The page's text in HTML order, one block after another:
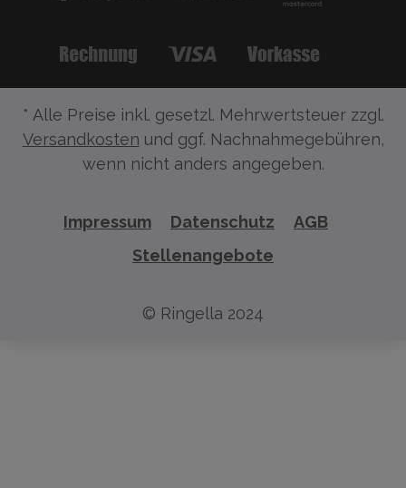
* Alle Preise inkl. gesetzl. Mehrwertsteuer zzgl.
Versandkosten und ggf. Nachnahmegebühren,
wenn nicht anders angegeben.
Impressum Datenschutz
AGB
Stellenangebote
© Ringella 2024